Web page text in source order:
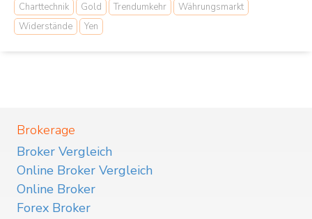
Charttechnik Gold Trendumkehr
Währungsmarkt
Widerstände
Yen
Brokerage
Broker Vergleich
Online Broker Vergleich
Online Broker
Forex Broker